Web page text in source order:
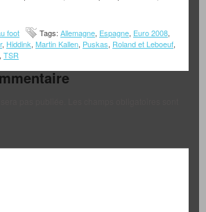
foot Tags: Allemagne, Espagne, Euro 2008,
, Hiddink, Martin Kallen, Puskas, Roland et Leboeuf,
, TSR